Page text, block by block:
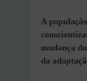
A
mudança do
da